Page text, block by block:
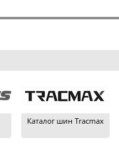
Каталог шин Tracmax